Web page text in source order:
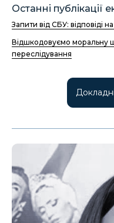
Останні публікації
Запити від СБУ: відповіді
Відшкодовуємо моральну
переслідування